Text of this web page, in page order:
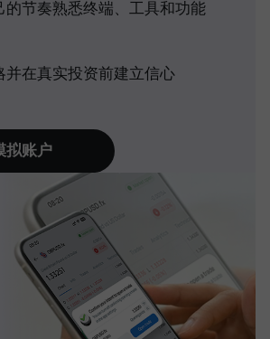
的节奏熟悉终端、工具和功能
并在真实投资前建立信心
拟账户